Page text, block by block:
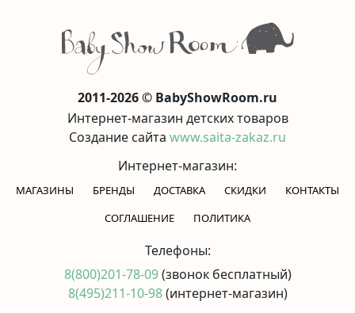
2011-2026 © BabyShowRoom.ru
Интернет-магазин детских товаров
Создание сайта www.saita-zakaz.ru
Интернет-магазин:
МАГАЗИНЫ БРЕНДЫ ДОСТАВКА СКИДКИ
КОНТАКТЫ
CОГЛАШЕНИЕ
ПОЛИТИКА
Телефоны:
8(800)201-78-09(звонок бесплатный)
8(495)211-10-98(интернет-магазин)